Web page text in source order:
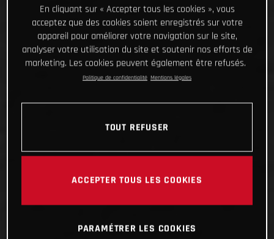
En cliquant sur « Accepter tous les cookies », vous
acceptez que des cookies soient enregistrés sur votre
appareil pour améliorer votre navigation sur le site,
analyser votre utilisation du site et soutenir nos efforts de
marketing. Les cookies peuvent également être refusés.
Politique de confidentialité Mentions légales
TOUT REFUSER
ACCEPTER TOUS LES COOKIES
PARAMÉTRER LES COOKIES